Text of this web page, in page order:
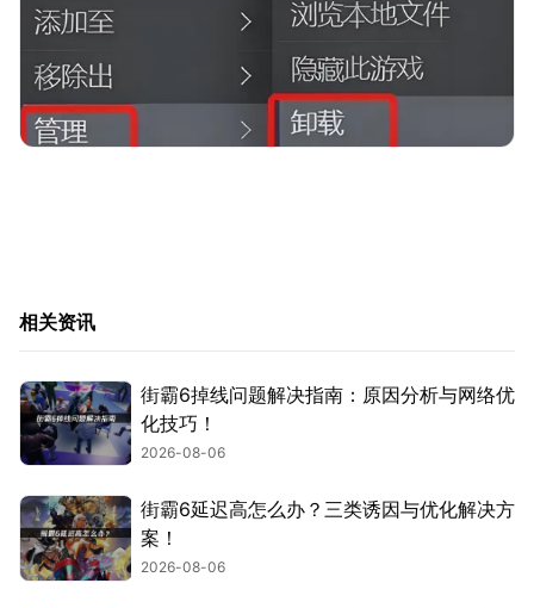
相关资讯
街霸6掉线问题解决指南：原因分析与网络优
化技巧！
2026-08-06
街霸6延迟高怎么办？三类诱因与优化解决方
案！
2026-08-06